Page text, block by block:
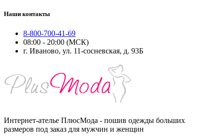
Наши контакты
8-800-700-41-69
08:00 - 20:00 (МСК)
г. Иваново, ул. 11-сосневская, д. 93Б
Интернет-ателье ПлюсМода - пошив одежды больших
размеров под заказ для мужчин и женщин